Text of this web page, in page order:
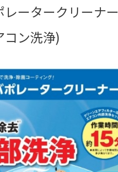
ータークリーナー
コン洗浄)